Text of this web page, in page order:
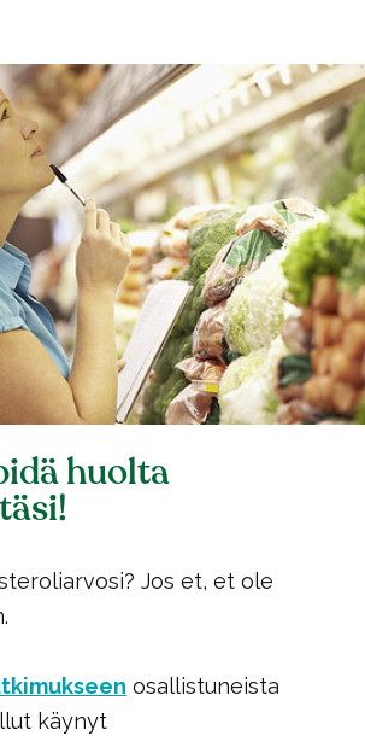
huolta
Jos et, et ole
osallistuneista
käynyt